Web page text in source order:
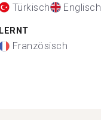
Türkisch Englisch
LERNT
Französisch